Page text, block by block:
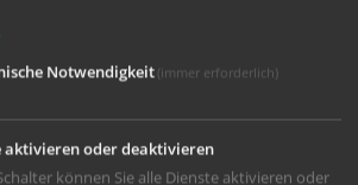
Zustimmung erforderlich!
Notwendigkeit(immer erforderlich)
aktivieren oder deaktivieren
können Sie alle Dienste aktivieren oder